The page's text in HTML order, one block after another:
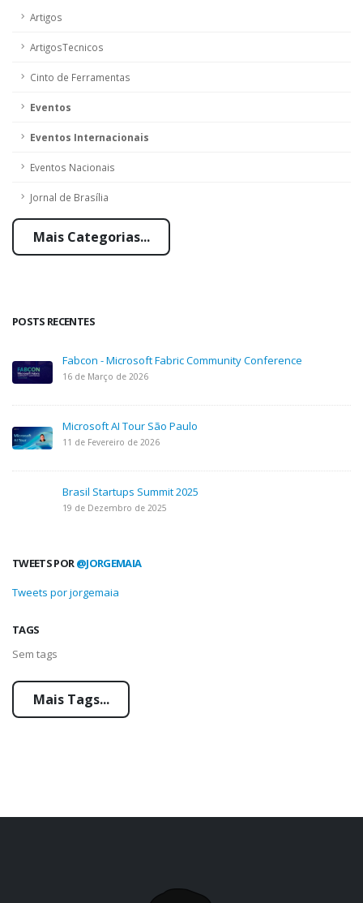
Artigos
ArtigosTecnicos
Cinto de Ferramentas
Eventos
Eventos Internacionais
Eventos Nacionais
Jornal de Brasília
Mais Categorias...
POSTS RECENTES
Fabcon - Microsoft Fabric Community Conference
16 de Março de 2026
Microsoft AI Tour São Paulo
11 de Fevereiro de 2026
Brasil Startups Summit 2025
19 de Dezembro de 2025
TWEETS POR@JORGEMAIA
Tweets por jorgemaia
TAGS
Sem tags
Mais Tags...